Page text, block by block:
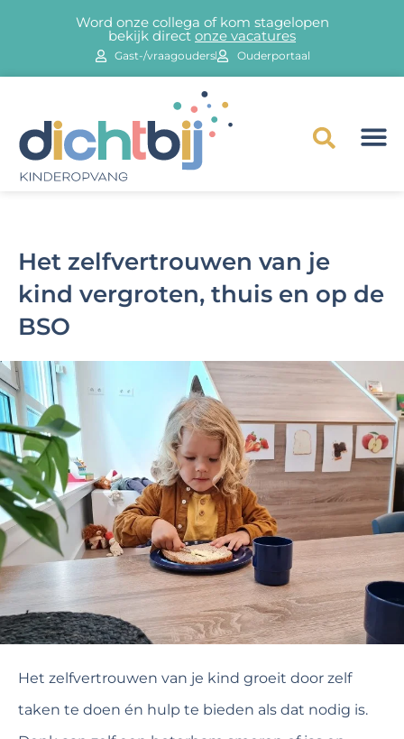
Word onze collega of kom stagelopen
bekijk direct onze vacatures
Gast-/vraagouders Ouderportaal
Het zelfvertrouwen van je
kind vergroten, thuis en op de
BSO
Het zelfvertrouwen van je kind groeit door zelf
taken te doen én hulp te bieden als dat nodig is.